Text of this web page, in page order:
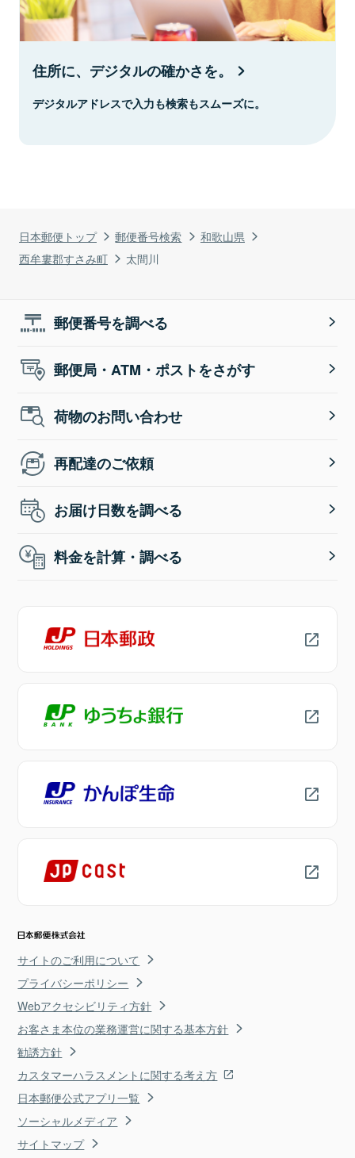
日本郵便トップ 郵便番号検索
和歌山県
西牟婁郡すさみ町
太間川
住所に、デジタルの確かさを。
デジタルアドレスで入力も検索もスムーズに。
郵便番号を調べる
郵便局・ATM・ポストをさがす
荷物のお問い合わせ
再配達のご依頼
お届け日数を調べる
料金を計算・調べる
サイトのご利用について
プライバシーポリシー
Webアクセシビリティ方針
お客さま本位の業務運営に関する基本方針
勧誘方針
カスタマーハラスメントに関する考え方
日本郵便公式アプリ一覧
ソーシャルメディア
サイトマップ